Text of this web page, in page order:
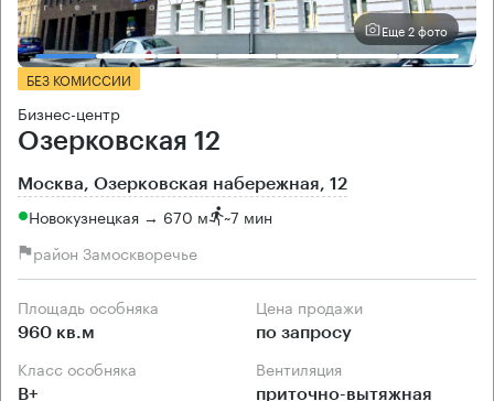
Еще 2 фото
БЕЗ КОМИССИИ
Бизнес-центр
Озерковская 12
Москва, Озерковская набережная, 12
Новокузнецкая → 670 м ~7 мин
район Замоскворечье
Площадь особняка
960 кв.м
Цена продажи
по запросу
Класс особняка
B+
Вентиляция
приточно-вытяжная